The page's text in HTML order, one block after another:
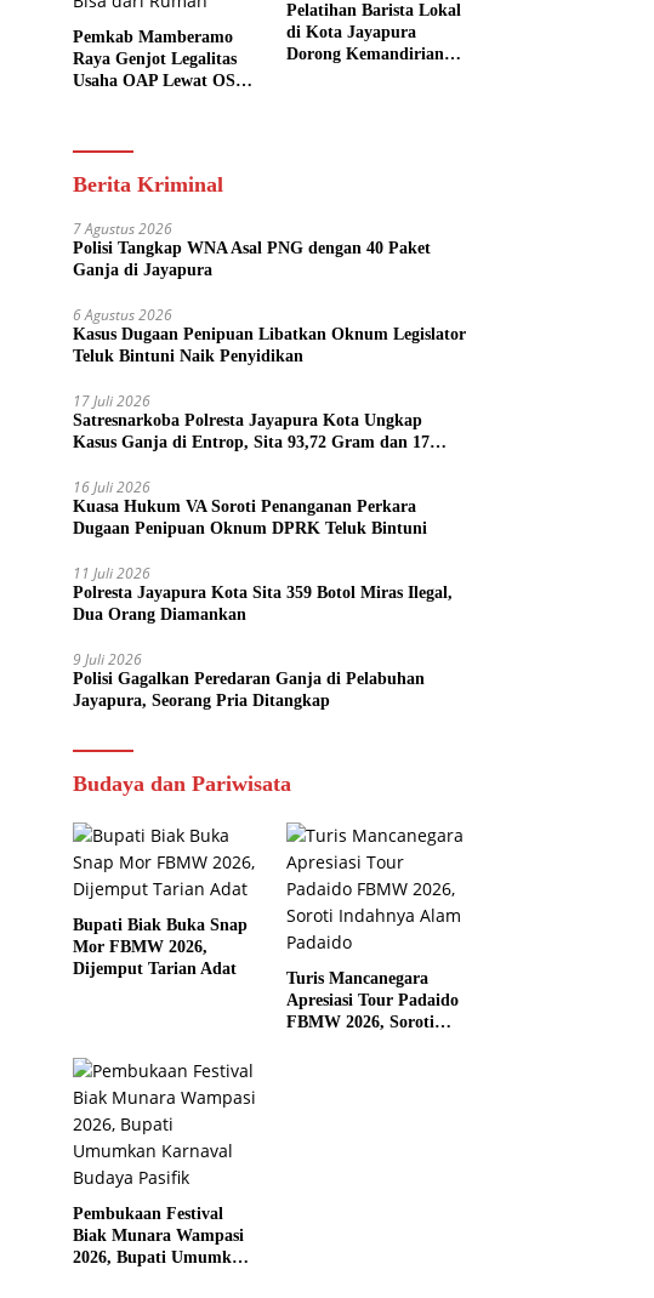
Pemkab Mamberamo
Raya Genjot Legalitas
Usaha OAP Lewat OSS,
Pelatihan Barista Lokal
di Kota Jayapura
Dorong Kemandirian
Berita Kriminal
7 Agustus 2026
Polisi Tangkap WNA Asal PNG dengan 40 Paket
Ganja di Jayapura
6 Agustus 2026
Kasus Dugaan Penipuan Libatkan Oknum Legislator
Teluk Bintuni Naik Penyidikan
17 Juli 2026
Satresnarkoba Polresta Jayapura Kota Ungkap
Kasus Ganja di Entrop, Sita 93,72 Gram dan 17
16 Juli 2026
Kuasa Hukum VA Soroti Penanganan Perkara
Dugaan Penipuan Oknum DPRK Teluk Bintuni
11 Juli 2026
Polresta Jayapura Kota Sita 359 Botol Miras Ilegal,
Dua Orang Diamankan
9 Juli 2026
Polisi Gagalkan Peredaran Ganja di Pelabuhan
Jayapura, Seorang Pria Ditangkap
Budaya dan Pariwisata
Bupati Biak Buka Snap
Mor FBMW 2026,
Dijemput Tarian Adat
Turis Mancanegara
Apresiasi Tour Padaido
FBMW 2026, Soroti
Pembukaan Festival
Biak Munara Wampasi
2026, Bupati Umumkan